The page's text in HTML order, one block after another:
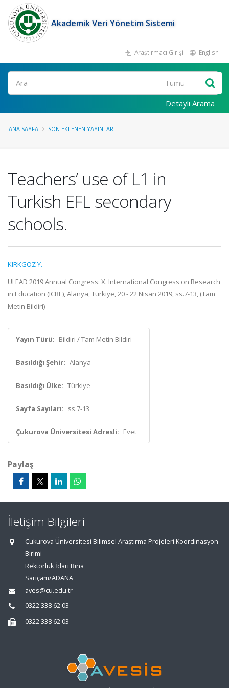
Akademik Veri Yönetim Sistemi
Araştırmacı Girişi English
Ara
Detaylı Arama
ANA SAYFA SON EKLENEN YAYINLAR
Teachers’ use of L1 in
Turkish EFL secondary
schools.
KIRKGÖZ Y.
ULEAD 2019 Annual Congress: X. International Congress on Research
in Education (ICRE), Alanya, Türkiye, 20 - 22 Nisan 2019, ss.7-13, (Tam
Metin Bildiri)
Yayın Türü: Bildiri / Tam Metin Bildiri
Basıldığı Şehir: Alanya
Basıldığı Ülke: Türkiye
Sayfa Sayıları: ss.7-13
Çukurova Üniversitesi Adresli: Evet
Paylaş
İletişim Bilgileri
Çukurova Üniversitesi Bilimsel Araştırma Projeleri Koordinasyon
Birimi
Rektörlük İdari Bina
Sarıçam/ADANA
aves@cu.edu.tr
0322 338 62 03
0322 338 62 03